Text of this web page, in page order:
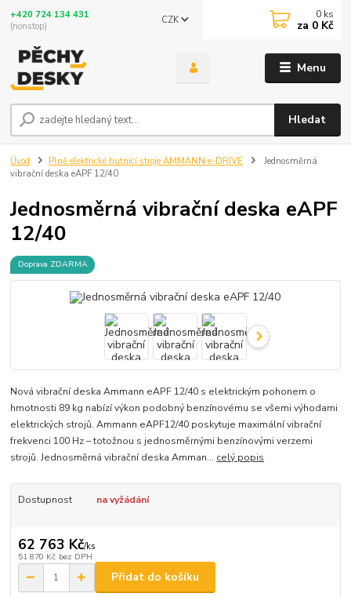
Menu
CZK
Hledat
+420 724 134 431
(nonstop)
0 ks
za 0 Kč
Úvod Plně elektrické hutnící stroje AMMANN e-DRIVE
Jednosměrná
vibrační deska eAPF 12/40
Jednosměrná vibrační deska eAPF
12/40
Doprava ZDARMA
Nová vibrační deska Ammann eAPF 12/40 s elektrickým pohonem o
hmotnosti 89 kg nabízí výkon podobný benzínovému se všemi výhodami
elektrických strojů. Ammann eAPF12/40 poskytuje maximální vibrační
frekvenci 100 Hz – totožnou s jednosměrnými benzínovými verzemi
strojů. Jednosměrná vibrační deska Amman... celý popis
Dostupnost na vyžádání
62 763 Kč/ks
51 870 Kč bez DPH
Přidat do košíku